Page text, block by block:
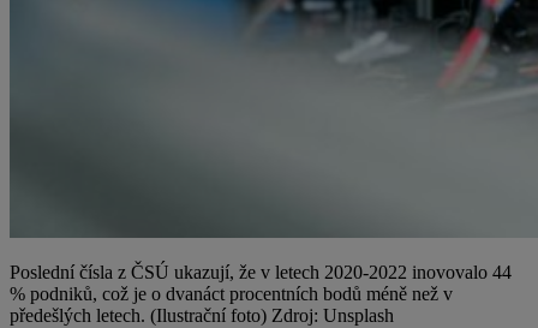
Poslední čísla z ČSÚ ukazují, že v letech 2020-2022 inovovalo 44
% podniků, což je o dvanáct procentních bodů méně než v
předešlých letech. (Ilustrační foto) Zdroj: Unsplash